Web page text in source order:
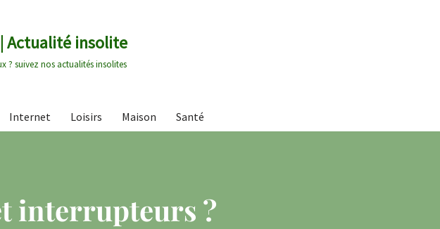
Actualité insolite
? suivez nos actualités insolites
Internet Loisirs Maison Santé
interrupteurs ?